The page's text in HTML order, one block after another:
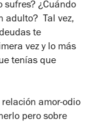
sufres? ¿Cuándo
adulto? Tal vez,
te
vez y lo más
tenías que
amor-odio
pero sobre